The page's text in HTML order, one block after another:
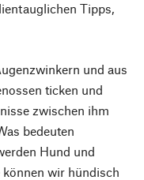
Tipps,
und aus
ticken und
zwischen ihm
bedeuten
Hund und
wir hündisch